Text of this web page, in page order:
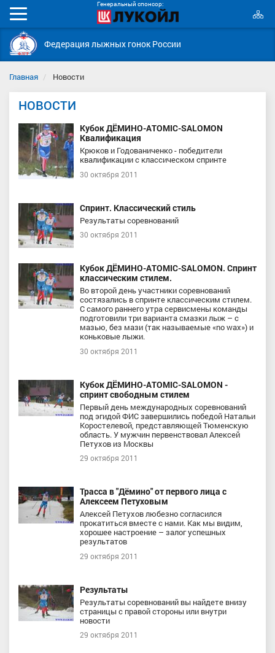
Генеральный спонсор:
Мобильное
меню
Федерация лыжных гонок России
Главная Новости
НОВОСТИ
Кубок ДЁМИНО-ATOMIC-SALOMON
Квалификация
Крюков и Годованиченко - победители
квалификации с классическом спринте
30 октября 2011
Спринт. Классический стиль
Результаты соревнований
30 октября 2011
Кубок ДЁМИНО-ATOMIC-SALOMON. Спринт
классическим стилем.
Во второй день участники соревнований
состязались в спринте классическим стилем.
С самого раннего утра сервисмены команды
подготовили три варианта смазки лыж – с
мазью, без мази (так называемые «no wax») и
коньковые лыжи.
30 октября 2011
Кубок ДЁМИНО-ATOMIC-SALOMON -
спринт свободным стилем
Первый день международных соревнований
под эгидой ФИС завершились победой Натальи
Коростелевой, представляющей Тюменскую
область. У мужчин первенствовал Алексей
Петухов из Москвы
29 октября 2011
Трасса в "Дёмино" от первого лица с
Алексеем Петуховым
Алексей Петухов любезно согласился
прокатиться вместе с нами. Как мы видим,
хорошее настроение – залог успешных
результатов
29 октября 2011
Результаты
Результаты соревнований вы найдете внизу
страницы с правой стороны или внутри
новости
29 октября 2011